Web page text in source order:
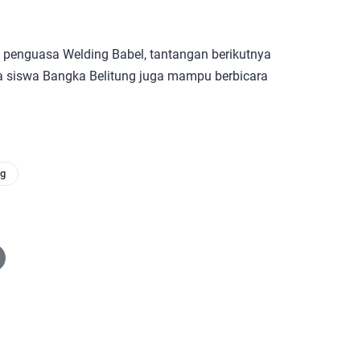
Welding Babel, tantangan berikutnya
Bangka Belitung juga mampu berbicara